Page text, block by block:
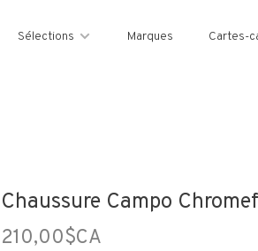
Sélections Marques Cartes-
Chaussure Campo
210,00$CA